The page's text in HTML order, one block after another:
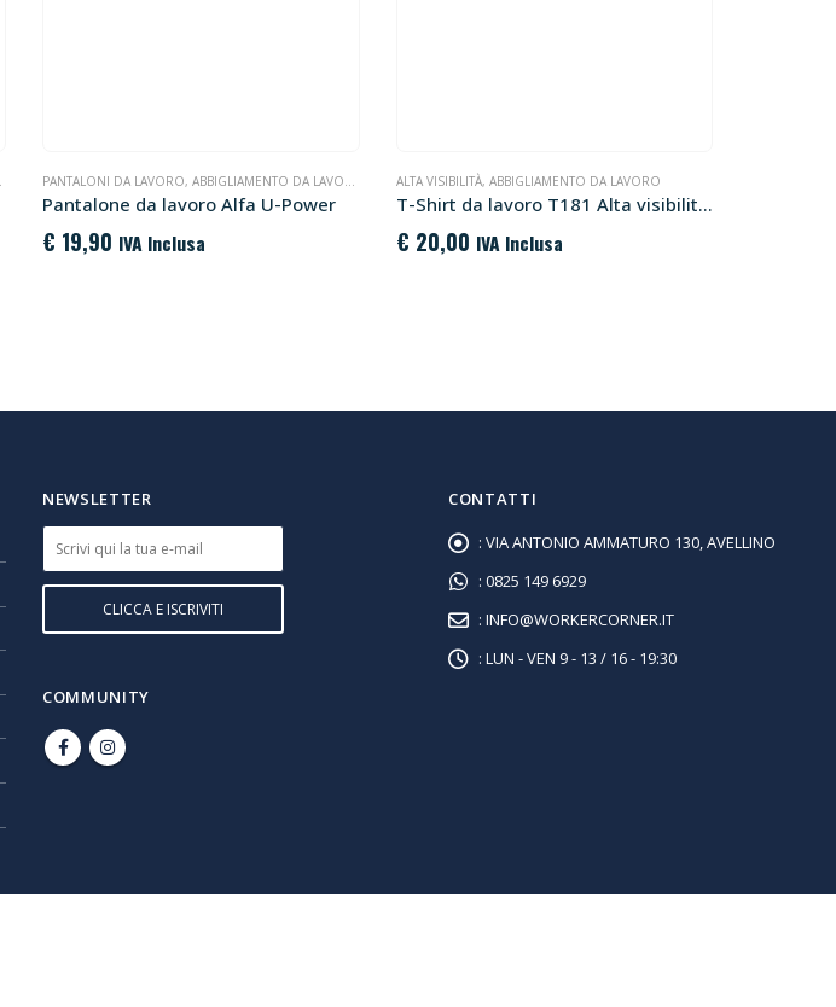
PANTALONI DA LAVORO, ABBIGLIAMENTO DA LAVORO
Pantalone da lavoro Alfa U-Power
€ 19,90 IVA Inclusa
ALTA VISIBILITÀ, ABBIGLIAMENTO DA LAVORO
T-Shirt da lavoro T181 Alta visibilità Portwest
€ 20,00 IVA Inclusa
NEWSLETTER
COMMUNITY
CONTATTI
: VIA ANTONIO AMMATURO 130, AVELLINO
: 0825 149 6929
: INFO@WORKERCORNER.IT
: LUN - VEN 9 - 13 / 16 - 19:30